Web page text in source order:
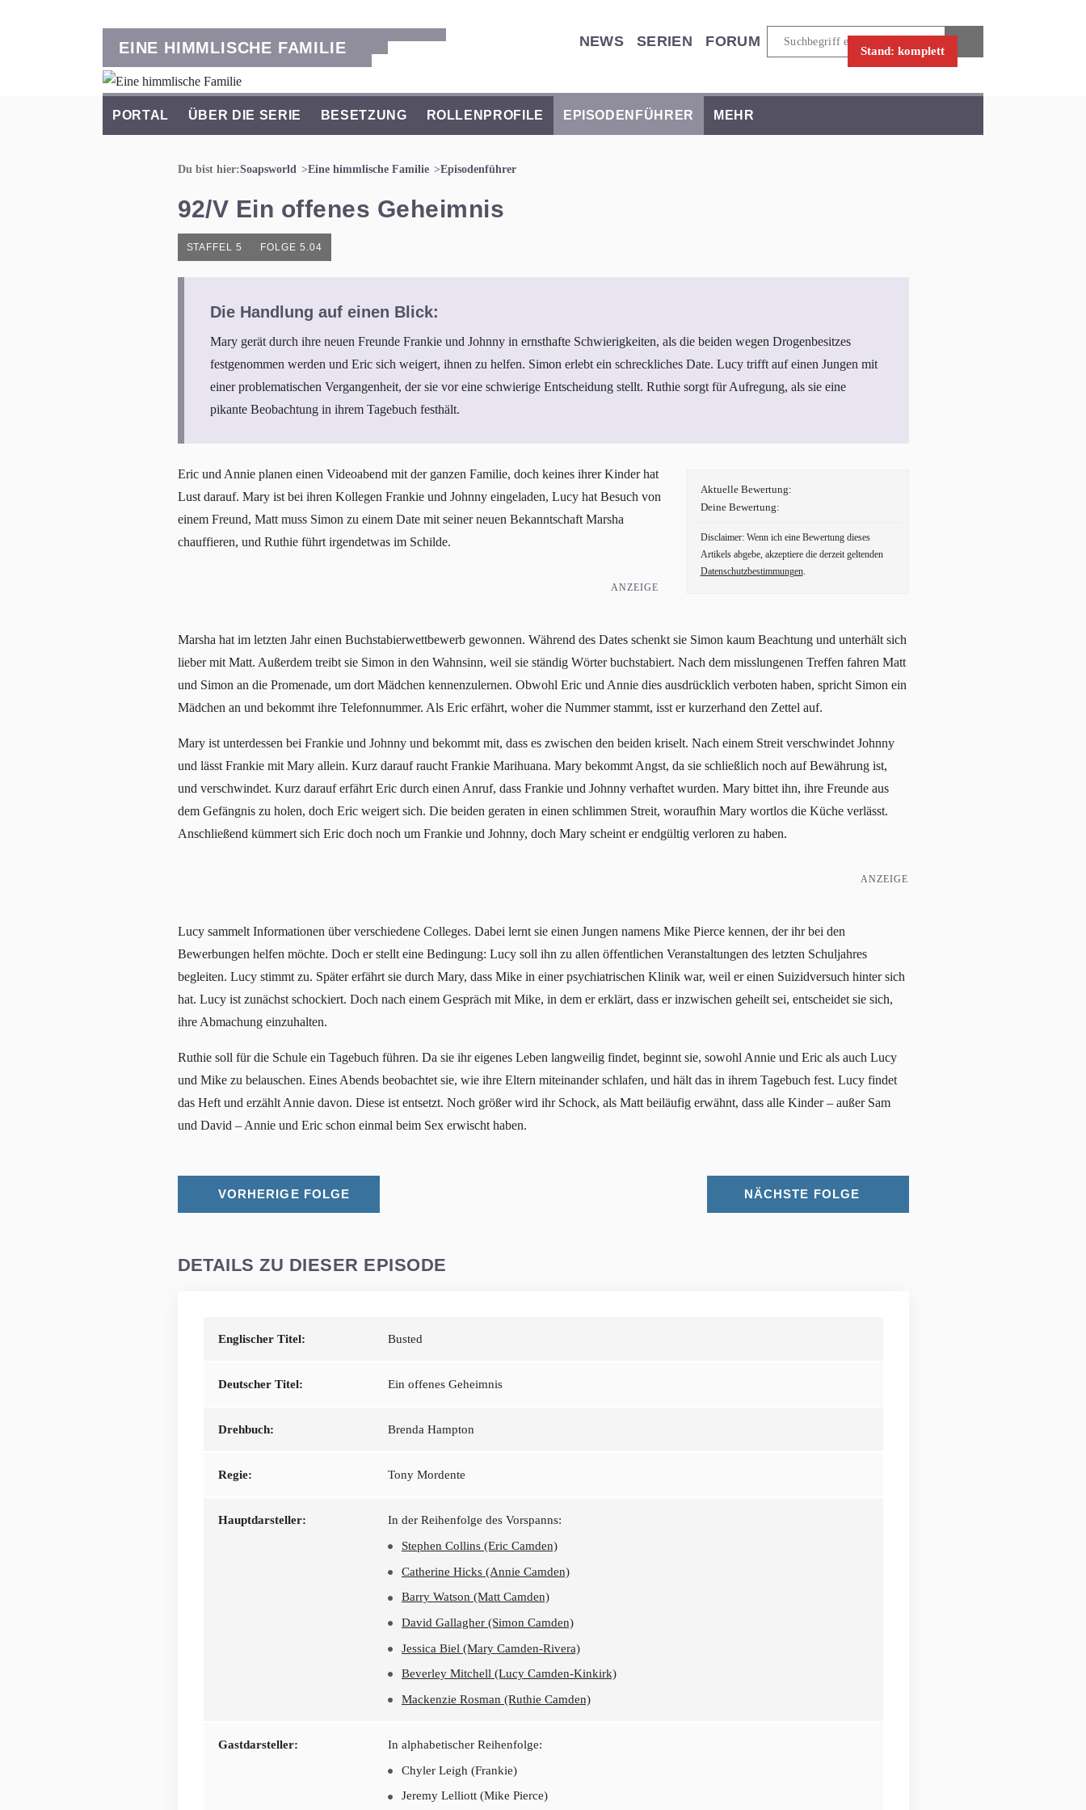
NEWS SERIEN FORUM
EINE HIMMLISCHE FAMILIE Stand: komplett
PORTAL ÜBER DIE SERIE BESETZUNG ROLLENPROFILE EPISODENFÜHRER MEHR
Du bist hier:Soapsworld Eine himmlische Familie Episodenführer
92/V Ein offenes Geheimnis
STAFFEL 5 FOLGE 5.04
Die Handlung auf einen Blick:
Mary gerät durch ihre neuen Freunde Frankie und Johnny in ernsthafte Schwierigkeiten, als die beiden wegen Drogenbesitzes
festgenommen werden und Eric sich weigert, ihnen zu helfen. Simon erlebt ein schreckliches Date. Lucy trifft auf einen Jungen mit
einer problematischen Vergangenheit, der sie vor eine schwierige Entscheidung stellt. Ruthie sorgt für Aufregung, als sie eine
pikante Beobachtung in ihrem Tagebuch festhält.
Aktuelle Bewertung:
Deine Bewertung:
Disclaimer: Wenn ich eine Bewertung dieses
Artikels abgebe, akzeptiere die derzeit geltenden
Datenschutzbestimmungen.
Eric und Annie planen einen Videoabend mit der ganzen Familie, doch keines ihrer Kinder hat
Lust darauf. Mary ist bei ihren Kollegen Frankie und Johnny eingeladen, Lucy hat Besuch von
einem Freund, Matt muss Simon zu einem Date mit seiner neuen Bekanntschaft Marsha
chauffieren, und Ruthie führt irgendetwas im Schilde.
ANZEIGE
Marsha hat im letzten Jahr einen Buchstabierwettbewerb gewonnen. Während des Dates schenkt sie Simon kaum Beachtung und unterhält sich
lieber mit Matt. Außerdem treibt sie Simon in den Wahnsinn, weil sie ständig Wörter buchstabiert. Nach dem misslungenen Treffen fahren Matt
und Simon an die Promenade, um dort Mädchen kennenzulernen. Obwohl Eric und Annie dies ausdrücklich verboten haben, spricht Simon ein
Mädchen an und bekommt ihre Telefonnummer. Als Eric erfährt, woher die Nummer stammt, isst er kurzerhand den Zettel auf.
Mary ist unterdessen bei Frankie und Johnny und bekommt mit, dass es zwischen den beiden kriselt. Nach einem Streit verschwindet Johnny
und lässt Frankie mit Mary allein. Kurz darauf raucht Frankie Marihuana. Mary bekommt Angst, da sie schließlich noch auf Bewährung ist,
und verschwindet. Kurz darauf erfährt Eric durch einen Anruf, dass Frankie und Johnny verhaftet wurden. Mary bittet ihn, ihre Freunde aus
dem Gefängnis zu holen, doch Eric weigert sich. Die beiden geraten in einen schlimmen Streit, woraufhin Mary wortlos die Küche verlässt.
Anschließend kümmert sich Eric doch noch um Frankie und Johnny, doch Mary scheint er endgültig verloren zu haben.
ANZEIGE
Lucy sammelt Informationen über verschiedene Colleges. Dabei lernt sie einen Jungen namens Mike Pierce kennen, der ihr bei den
Bewerbungen helfen möchte. Doch er stellt eine Bedingung: Lucy soll ihn zu allen öffentlichen Veranstaltungen des letzten Schuljahres
begleiten. Lucy stimmt zu. Später erfährt sie durch Mary, dass Mike in einer psychiatrischen Klinik war, weil er einen Suizidversuch hinter sich
hat. Lucy ist zunächst schockiert. Doch nach einem Gespräch mit Mike, in dem er erklärt, dass er inzwischen geheilt sei, entscheidet sie sich,
ihre Abmachung einzuhalten.
Ruthie soll für die Schule ein Tagebuch führen. Da sie ihr eigenes Leben langweilig findet, beginnt sie, sowohl Annie und Eric als auch Lucy
und Mike zu belauschen. Eines Abends beobachtet sie, wie ihre Eltern miteinander schlafen, und hält das in ihrem Tagebuch fest. Lucy findet
das Heft und erzählt Annie davon. Diese ist entsetzt. Noch größer wird ihr Schock, als Matt beiläufig erwähnt, dass alle Kinder – außer Sam
und David – Annie und Eric schon einmal beim Sex erwischt haben.
VORHERIGE FOLGE NÄCHSTE FOLGE
DETAILS ZU DIESER EPISODE
Englischer Titel: Busted
Deutscher Titel: Ein offenes Geheimnis
Drehbuch: Brenda Hampton
Regie: Tony Mordente
Hauptdarsteller:
In der Reihenfolge des Vorspanns:
Stephen Collins (Eric Camden)
Catherine Hicks (Annie Camden)
Barry Watson (Matt Camden)
David Gallagher (Simon Camden)
Jessica Biel (Mary Camden-Rivera)
Beverley Mitchell (Lucy Camden-Kinkirk)
Mackenzie Rosman (Ruthie Camden)
Gastdarsteller:
In alphabetischer Reihenfolge:
Chyler Leigh (Frankie)
Jeremy Lelliott (Mike Pierce)